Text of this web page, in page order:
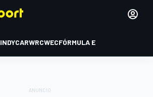
INDYCARWRCWECFÓRMULA E